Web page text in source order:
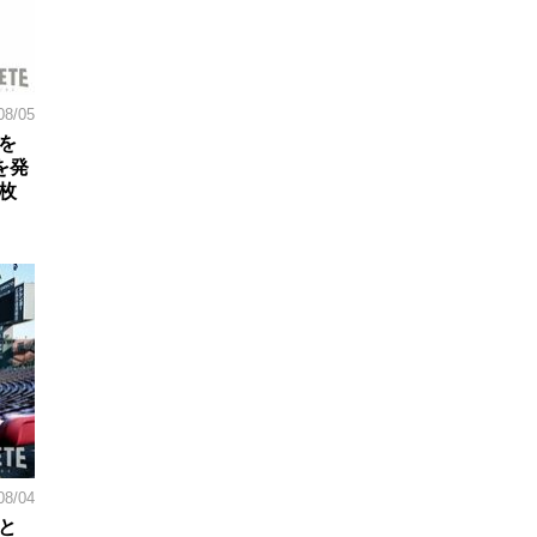
05
発
04